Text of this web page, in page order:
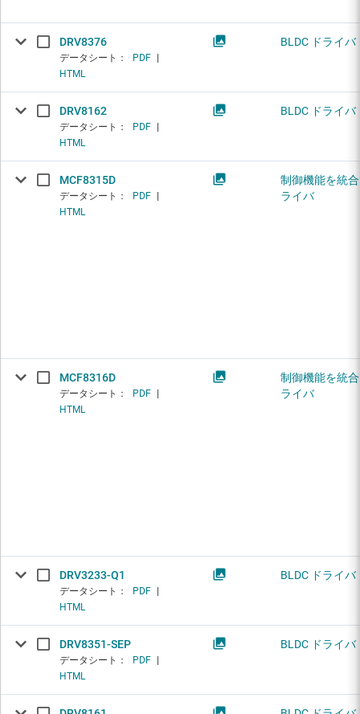
DRV8376
データシート： PDF
HTML
BLDC ドライバ
DRV8162
データシート： PDF
HTML
BLDC ドライバ
MCF8315D
データシート： PDF
HTML
制御機能を統
ライバ
MCF8316D
データシート： PDF
HTML
制御機能を統
ライバ
DRV3233-Q1
データシート： PDF
HTML
BLDC ドライバ
DRV8351-SEP
データシート： PDF
HTML
BLDC ドライバ